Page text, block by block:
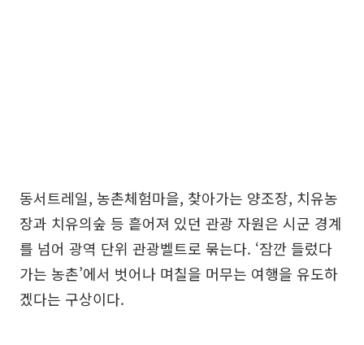
동서트레일, 농촌체험마을, 찾아가는 양조장, 치유농
장과 치유의숲 등 흩어져 있던 관광 자원은 시군 경계
를 넘어 광역 단위 관광벨트로 묶는다. ‘잠깐 들렀다
가는 농촌’에서 벗어나 며칠을 머무는 여행을 유도하
겠다는 구상이다.